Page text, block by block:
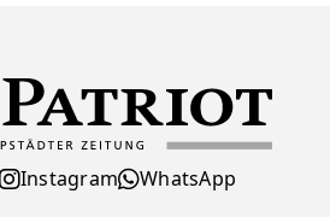
Instagram WhatsApp